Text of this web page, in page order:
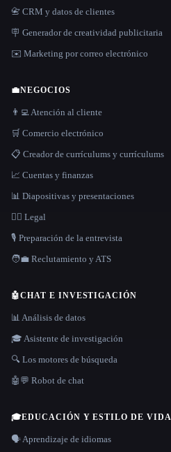
📇 CRM y datos de clientes
🪧 Generador de creatividad publicitaria
✉️ Marketing por correo electrónico
💼NEGOCIOS
👨‍💻 Atención al cliente
🛒 Comercio electrónico
📋 Creador de currículums y currículums
📈 Cuentas y finanzas
📊 Diapositivas y presentaciones
👩‍⚖️ Legal
🎙️ Preparación de la entrevista
🧑‍💼 Reclutamiento y ATS
🤖CHAT E INVESTIGACIÓN
📊 Análisis de datos
🎓 Asistente de investigación
🔍 Los motores de búsqueda
🤖💬 Robot de chat
🎓EDUCACIÓN Y ESTILO DE VIDA
🗣️ Aprendizaje de idiomas